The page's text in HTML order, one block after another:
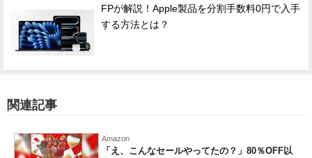
FPが解説！Apple製品を分割手数料0円で入手
する方法とは？
関連記事
Amazon
「え、こんなセールやってたの？」80％OFF以